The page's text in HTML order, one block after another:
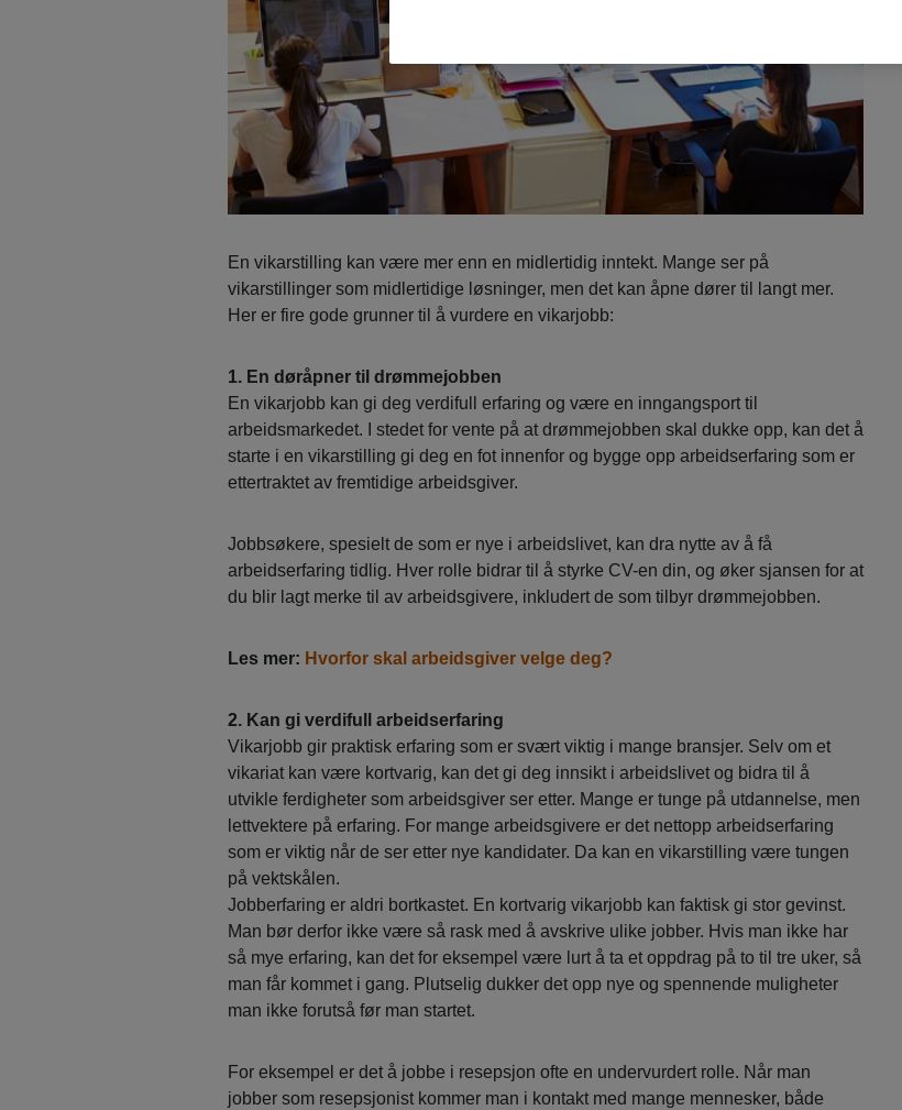
En vikarstilling kan være mer enn en midlertidig inntekt. Mange ser på
vikarstillinger som midlertidige løsninger, men det kan åpne dører til langt mer.
Her er fire gode grunner til å vurdere en vikarjobb:
1. En døråpner til drømmejobben
En vikarjobb kan gi deg verdifull erfaring og være en inngangsport til
arbeidsmarkedet. I stedet for vente på at drømmejobben skal dukke opp, kan det å
starte i en vikarstilling gi deg en fot innenfor og bygge opp arbeidserfaring som er
ettertraktet av fremtidige arbeidsgiver.
Jobbsøkere, spesielt de som er nye i arbeidslivet, kan dra nytte av å få
arbeidserfaring tidlig. Hver rolle bidrar til å styrke CV-en din, og øker sjansen for at
du blir lagt merke til av arbeidsgivere, inkludert de som tilbyr drømmejobben.
Les mer: Hvorfor skal arbeidsgiver velge deg?
2. Kan gi verdifull arbeidserfaring
Vikarjobb gir praktisk erfaring som er svært viktig i mange bransjer. Selv om et
vikariat kan være kortvarig, kan det gi deg innsikt i arbeidslivet og bidra til å
utvikle ferdigheter som arbeidsgiver ser etter. Mange er tunge på utdannelse, men
lettvektere på erfaring. For mange arbeidsgivere er det nettopp arbeidserfaring
som er viktig når de ser etter nye kandidater. Da kan en vikarstilling være tungen
på vektskålen.
Jobberfaring er aldri bortkastet. En kortvarig vikarjobb kan faktisk gi stor gevinst.
Man bør derfor ikke være så rask med å avskrive ulike jobber. Hvis man ikke har
så mye erfaring, kan det for eksempel være lurt å ta et oppdrag på to til tre uker, så
man får kommet i gang. Plutselig dukker det opp nye og spennende muligheter
man ikke forutså før man startet.
For eksempel er det å jobbe i resepsjon ofte en undervurdert rolle. Når man
jobber som resepsjonist kommer man i kontakt med mange mennesker, både